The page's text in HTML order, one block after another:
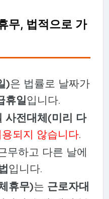
무, 법적으로 가
)은 법률로 날짜가
휴일입니다.
사전대체(미리 다
용되지 않습니다.
무하고 다른 날에
입니다.
휴무)는 근로자대